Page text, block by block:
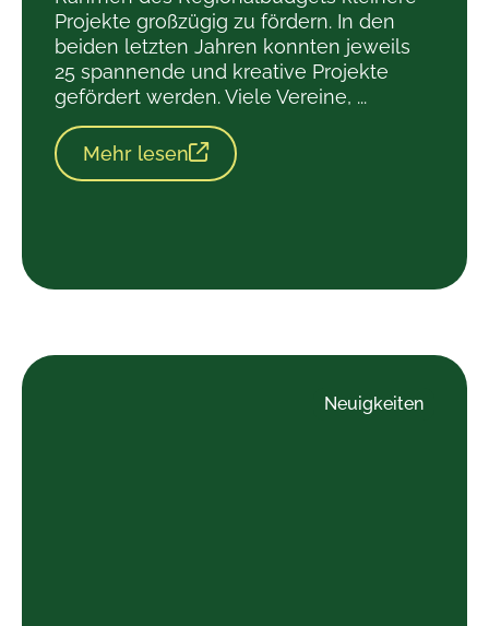
Projekte großzügig zu fördern. In den
beiden letzten Jahren konnten jeweils
25 spannende und kreative Projekte
gefördert werden. Viele Vereine, ...
Mehr lesen
Neuigkeiten